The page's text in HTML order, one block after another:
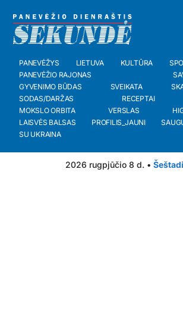
PANEVĖŽYS LIETUVA KULTŪRA
PANEVĖŽIO RAJONAS
GYVENIMO BŪDAS
SVEIKATA
SODAS/DARŽAS
RECEPTAI
MOKSLO ORBITA
VERSLAS
LAISVĖS BALSAS
PROFILIS_JAUNI
SU UKRAINA
2026 rugpjūčio 8 d. •